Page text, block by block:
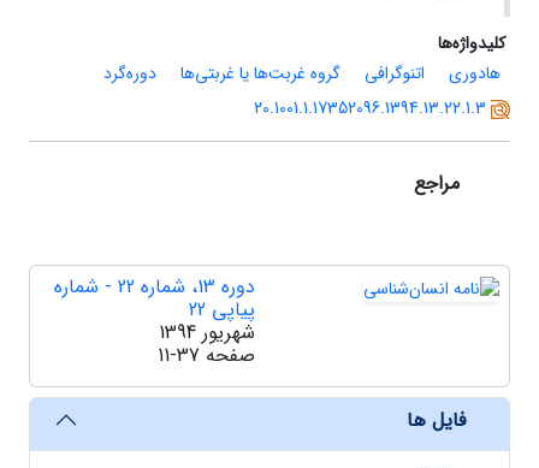
کلیدواژه‌ها
هادوری
اتنوگرافی گروه غربت‌ها یا غربتی‌ها
دوره‌گرد
20.1001.1.17352096.1394.13.22.1.3
مراجع
دوره 13، شماره 22 - شماره
پیاپی 22
شهریور 1394
صفحه 11-37
فایل ها